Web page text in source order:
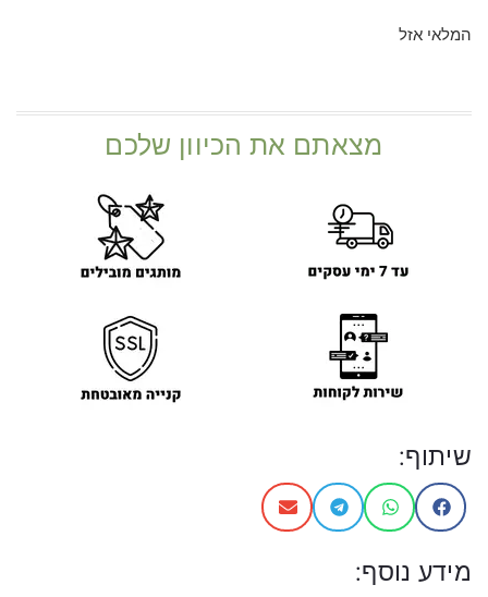
המלאי אזל
מצאתם את הכיוון שלכם
שיתוף:
מידע נוסף: